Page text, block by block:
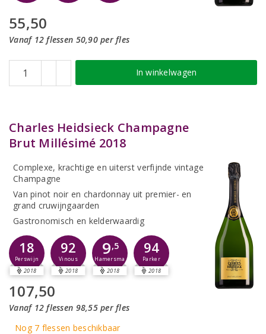
55,50
Vanaf 12 flessen 50,90 per fles
In winkelwagen
Charles Heidsieck Champagne
Brut Millésimé 2018
Complexe, krachtige en uiterst verfijnde vintage
Champagne
Van pinot noir en chardonnay uit premier- en
grand cruwijngaarden
Gastronomisch en kelderwaardig
18
Perswijn
2018
92
Vinous
2018
9,5
Hamersma
2018
94
Parker
2018
107,50
Vanaf 12 flessen 98,55 per fles
Nog 7 flessen beschikbaar